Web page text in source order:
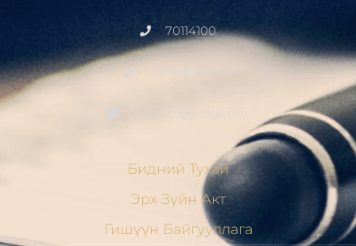
70114100
contact@judge.mn
Бидний Тухай
Эрх Зүйн Акт
Гишүүн Байгууллага